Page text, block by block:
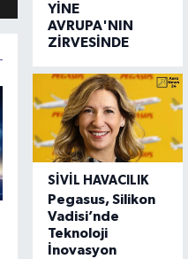
YİNE
AVRUPA'NIN
ZİRVESİNDE
SIVIL HAVACILIK
Pegasus, Silikon
Vadisi’nde
Teknoloji
İnovasyon